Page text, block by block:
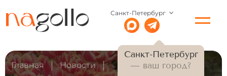
Санкт-Петербург
Санкт-Петербург
— ваш город?
Главная
Новости